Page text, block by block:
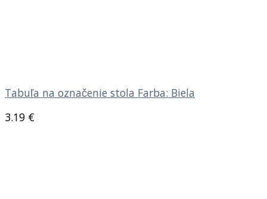
Tabuľa na označenie stola Farba: Biela
3.19 €